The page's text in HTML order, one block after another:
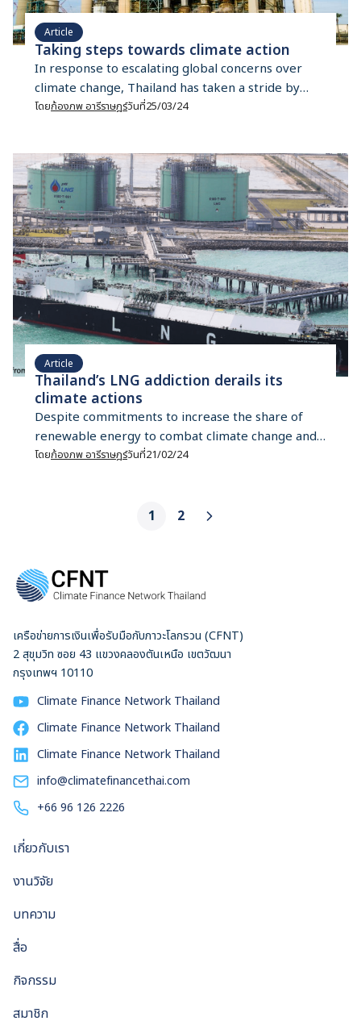
Article
Taking steps towards climate action
In response to escalating global concerns over
climate change, Thailand has taken a stride by
drafting its Climate Change Act that, if enacted,
whether this draft will help the country reduce
emissions and cope with climate change in a
sustainable manner. Some wonder whether it is
just a paper tiger.
โดยก้องภพ อารีราษฎร์วันที่25/03/24
Article
Thailand’s LNG addiction derails its
climate actions
Despite commitments to increase the share of
renewable energy to combat climate change and
promises to adhere to the 1.5°C target outlined by
putting the country’s sustainable future in
โดยก้องภพ อารีราษฎร์วันที่21/02/24
1 2
เครือข่ายการเงินเพื่อรับมือกับภาวะโลกรวน (CFNT)
2 สุขุมวิท ซอย 43 แขวงคลองตันเหนือ เขตวัฒนา
กรุงเทพฯ 10110
Climate Finance Network Thailand
Climate Finance Network Thailand
Climate Finance Network Thailand
info@climatefinancethai.com
+66 96 126 2226
เกี่ยวกับเรา
งานวิจัย
บทความ
สื่อ
กิจกรรม
สมาชิก